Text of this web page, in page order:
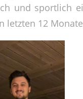
und sportlich
letzten 12